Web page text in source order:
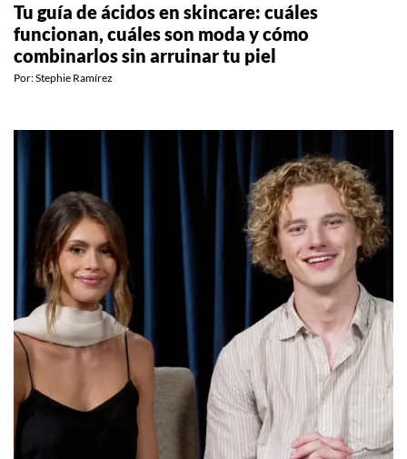
Tu guía de ácidos en skincare: cuáles
funcionan, cuáles son moda y cómo
combinarlos sin arruinar tu piel
Por:Stephie Ramírez